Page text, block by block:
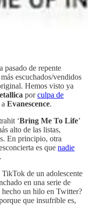
pasado de repente
escuchados/vendidos
Hemos visto ya
porculpa de
Evanescence.
‘Bring Me To Life’
alto de las listas,
En principio, otra
es que nadie
.
de un adolescente
en una serie de
un hilo en Twitter?
que insufrible es,